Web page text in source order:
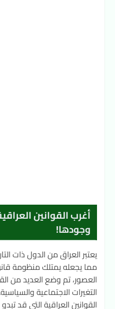
أغرب القوانين
وجودها!
يعتبر العراق من الدول ذات
مما يجعله يمتلك منظومة
العصور، تم وضع العديد من
التغيرات الاجتماعية
القوانين العراقية التي قد